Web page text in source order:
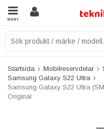
MENY
Startsida Mobilreservdelar
Samsung Galaxy S22 Ultra
Samsung Galaxy S22 Ultra
Original